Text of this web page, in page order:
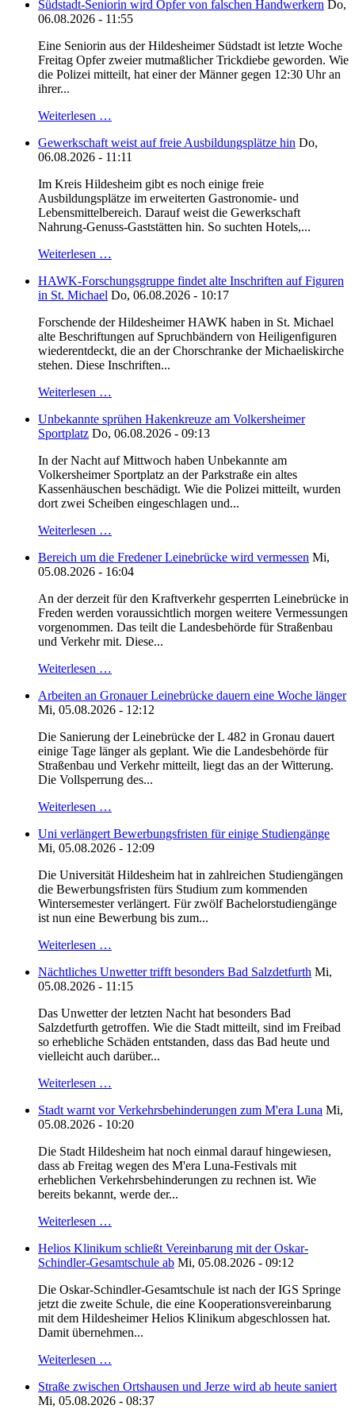
Südstadt-Seniorin wird Opfer von falschen Handwerkern Do,
06.08.2026 - 11:55
Eine Seniorin aus der Hildesheimer Südstadt ist letzte Woche
Freitag Opfer zweier mutmaßlicher Trickdiebe geworden. Wie
die Polizei mitteilt, hat einer der Männer gegen 12:30 Uhr an
ihrer...
Weiterlesen …
Gewerkschaft weist auf freie Ausbildungsplätze hin Do,
06.08.2026 - 11:11
Im Kreis Hildesheim gibt es noch einige freie
Ausbildungsplätze im erweiterten Gastronomie- und
Lebensmittelbereich. Darauf weist die Gewerkschaft
Nahrung-Genuss-Gaststätten hin. So suchten Hotels,...
Weiterlesen …
HAWK-Forschungsgruppe findet alte Inschriften auf Figuren
in St. Michael Do, 06.08.2026 - 10:17
Forschende der Hildesheimer HAWK haben in St. Michael
alte Beschriftungen auf Spruchbändern von Heiligenfiguren
wiederentdeckt, die an der Chorschranke der Michaeliskirche
stehen. Diese Inschriften...
Weiterlesen …
Unbekannte sprühen Hakenkreuze am Volkersheimer
Sportplatz Do, 06.08.2026 - 09:13
In der Nacht auf Mittwoch haben Unbekannte am
Volkersheimer Sportplatz an der Parkstraße ein altes
Kassenhäuschen beschädigt. Wie die Polizei mitteilt, wurden
dort zwei Scheiben eingeschlagen und...
Weiterlesen …
Bereich um die Fredener Leinebrücke wird vermessen Mi,
05.08.2026 - 16:04
An der derzeit für den Kraftverkehr gesperrten Leinebrücke in
Freden werden voraussichtlich morgen weitere Vermessungen
vorgenommen. Das teilt die Landesbehörde für Straßenbau
und Verkehr mit. Diese...
Weiterlesen …
Arbeiten an Gronauer Leinebrücke dauern eine Woche länger
Mi, 05.08.2026 - 12:12
Die Sanierung der Leinebrücke der L 482 in Gronau dauert
einige Tage länger als geplant. Wie die Landesbehörde für
Straßenbau und Verkehr mitteilt, liegt das an der Witterung.
Die Vollsperrung des...
Weiterlesen …
Uni verlängert Bewerbungsfristen für einige Studiengänge
Mi, 05.08.2026 - 12:09
Die Universität Hildesheim hat in zahlreichen Studiengängen
die Bewerbungsfristen fürs Studium zum kommenden
Wintersemester verlängert. Für zwölf Bachelorstudiengänge
ist nun eine Bewerbung bis zum...
Weiterlesen …
Nächtliches Unwetter trifft besonders Bad Salzdetfurth Mi,
05.08.2026 - 11:15
Das Unwetter der letzten Nacht hat besonders Bad
Salzdetfurth getroffen. Wie die Stadt mitteilt, sind im Freibad
so erhebliche Schäden entstanden, dass das Bad heute und
vielleicht auch darüber...
Weiterlesen …
Stadt warnt vor Verkehrsbehinderungen zum M'era Luna Mi,
05.08.2026 - 10:20
Die Stadt Hildesheim hat noch einmal darauf hingewiesen,
dass ab Freitag wegen des M'era Luna-Festivals mit
erheblichen Verkehrsbehinderungen zu rechnen ist. Wie
bereits bekannt, werde der...
Weiterlesen …
Helios Klinikum schließt Vereinbarung mit der Oskar-
Schindler-Gesamtschule ab Mi, 05.08.2026 - 09:12
Die Oskar-Schindler-Gesamtschule ist nach der IGS Springe
jetzt die zweite Schule, die eine Kooperationsvereinbarung
mit dem Hildesheimer Helios Klinikum abgeschlossen hat.
Damit übernehmen...
Weiterlesen …
Straße zwischen Ortshausen und Jerze wird ab heute saniert
Mi, 05.08.2026 - 08:37